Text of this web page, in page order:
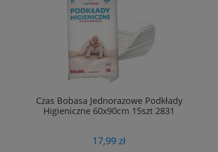
Czas Bobasa Jednorazowe Podkłady
Higieniczne 60x90cm 15szt 2831
17,99 zł